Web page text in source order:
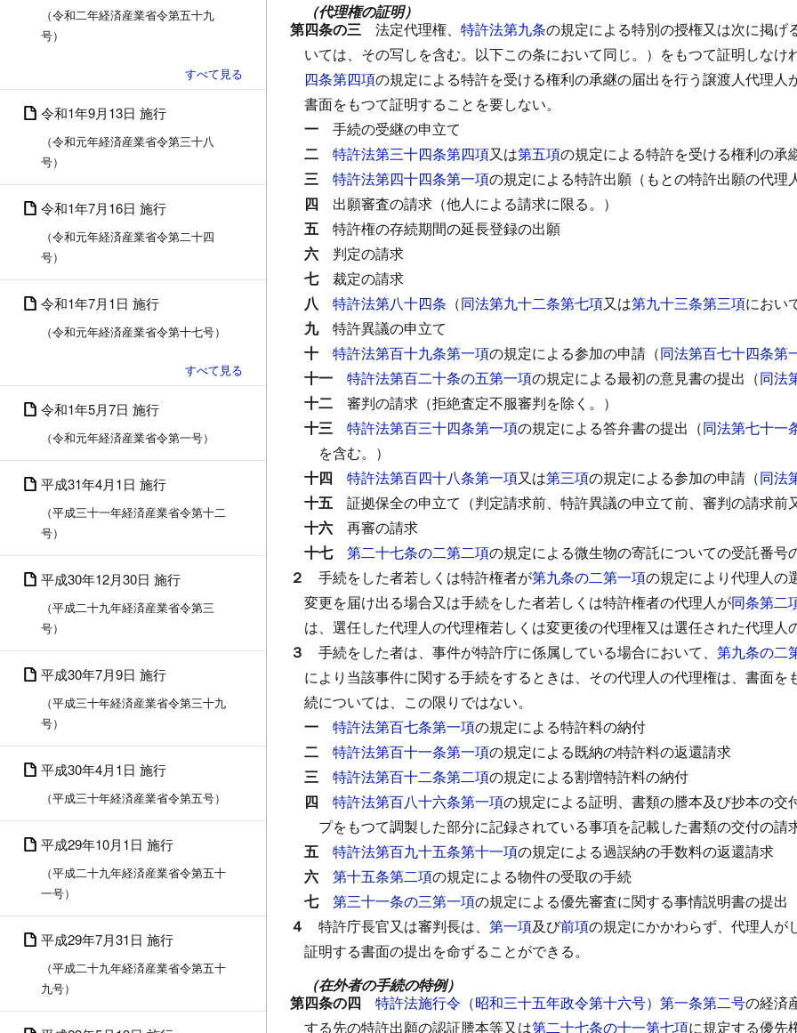
（令和二年経済産業省令第五十九
号）
令和1年9月13日 施行
（令和元年経済産業省令第三十八
号）
令和1年7月16日 施行
（令和元年経済産業省令第二十四
号）
令和1年7月1日 施行
（令和元年経済産業省令第十七号）
令和1年5月7日 施行
（令和元年経済産業省令第一号）
平成31年4月1日 施行
（平成三十一年経済産業省令第十二
号）
平成30年12月30日 施行
（平成二十九年経済産業省令第三
号）
平成30年7月9日 施行
（平成三十年経済産業省令第三十九
号）
平成30年4月1日 施行
（平成三十年経済産業省令第五号）
平成29年10月1日 施行
（平成二十九年経済産業省令第五十
一号）
平成29年7月31日 施行
（平成二十九年経済産業省令第五十
九号）
（代理権の証明）
第四条の三 法定代理権、 特許法第九条の規定による特別の授権又は次に掲げ
いては、その写しを含む。以下この条において同じ。）をもつて証明しなけ
四条第四項の規定による特許を受ける権利の承継の届出を行う譲渡人代理
書面をもつて証明することを要しない。
一 手続の受継の申立て
二 特許法第三十四条第四項又は第五項の規定による特許を受ける権利の承
三 特許法第四十四条第一項の規定による特許出願（もとの特許出願の代理
四 出願審査の請求（他人による請求に限る。）
五 特許権の存続期間の延長登録の出願
六 判定の請求
七 裁定の請求
八 特許法第八十四条 （同法第九十二条第七項又は第九十三条第三項におい
九 特許異議の申立て
十 特許法第百十九条第一項の規定による参加の申請（同法第百七十四条第
十一 特許法第百二十条の五第一項の規定による最初の意見書の提出（同法
十二 審判の請求（拒絶査定不服審判を除く。）
十三 特許法第百三十四条第一項の規定による答弁書の提出（同法第七十一
を含む。）
十四 特許法第百四十八条第一項又は第三項の規定による参加の申請（同法
十五 証拠保全の申立て（判定請求前、特許異議の申立て前、審判の請求前
十六 再審の請求
十七 第二十七条の二第二項の規定による微生物の寄託についての受託番号
２ 手続をした者若しくは特許権者が第九条の二第一項の規定により代理人の
変更を届け出る場合又は手続をした者若しくは特許権者の代理人が同条第二
は、選任した代理人の代理権若しくは変更後の代理権又は選任された代理人
３ 手続をした者は、事件が特許庁に係属している場合において、 第九条の二
により当該事件に関する手続をするときは、その代理人の代理権は、書面を
続については、この限りではない。
一 特許法第百七条第一項の規定による特許料の納付
二 特許法第百十一条第一項の規定による既納の特許料の返還請求
三 特許法第百十二条第二項の規定による割増特許料の納付
四 特許法第百八十六条第一項の規定による証明、書類の謄本及び抄本の
プをもつて調製した部分に記録されている事項を記載した書類の交付の請
五 特許法第百九十五条第十一項の規定による過誤納の手数料の返還請求
六 第十五条第二項の規定による物件の受取の手続
七 第三十一条の三第一項の規定による優先審査に関する事情説明書の提出
４ 特許庁長官又は審判長は、 第一項及び前項の規定にかかわらず、代理人が
証明する書面の提出を命ずることができる。
（在外者の手続の特例）
第四条の四 特許法施行令（昭和三十五年政令第十六号）第一条第二号の経済
する先の特許出願の認証謄本等又は第二十七条の十一第七項に規定する優先